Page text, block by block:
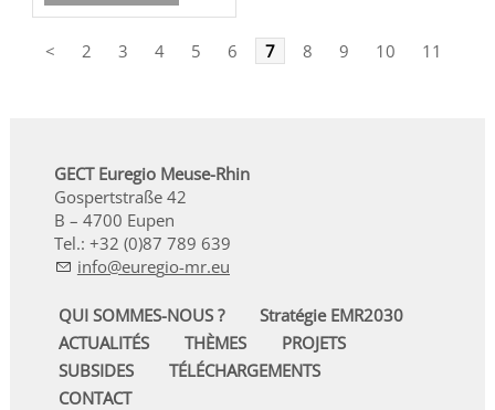
< 2 3 4 5 6 7 8 9 10 11
GECT Euregio Meuse-Rhin
Gospertstraße 42
B – 4700 Eupen
Tel.: +32 (0)87 789 639
nf
r g -mr
QUI SOMMES-NOUS ?
Stratégie EMR2030
ACTUALITÉS
THÈMES
PROJETS
SUBSIDES
TÉLÉCHARGEMENTS
CONTACT